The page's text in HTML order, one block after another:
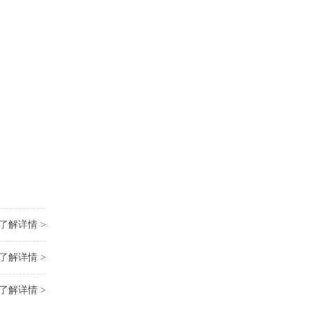
了解详情 >
了解详情 >
了解详情 >